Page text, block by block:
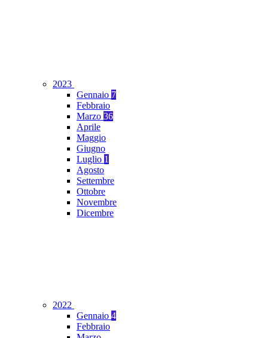
2023
Gennaio 7
Febbraio
Marzo 36
Aprile
Maggio
Giugno
Luglio 1
Agosto
Settembre
Ottobre
Novembre
Dicembre
2022
Gennaio 4
Febbraio